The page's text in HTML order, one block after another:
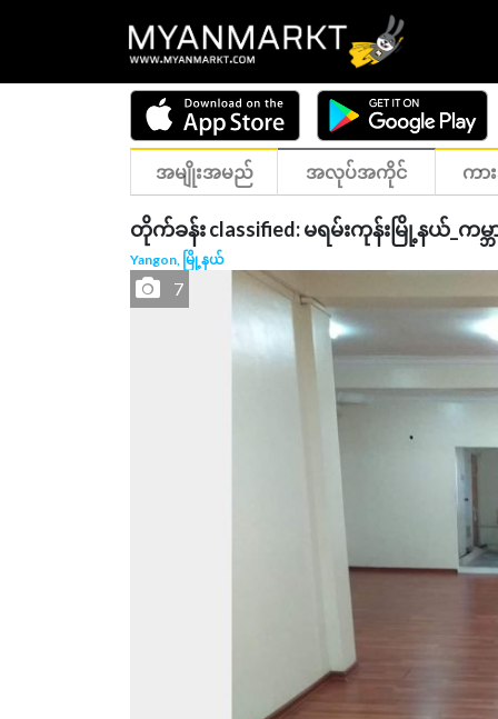
အမျိုးအမည် အလုပ်အကိုင် ကာ
တိုက်ခန်း classified: မရမ်းကုန်းမြို့နယ်_ကမ္
Yangon, မြို့နယ်
7